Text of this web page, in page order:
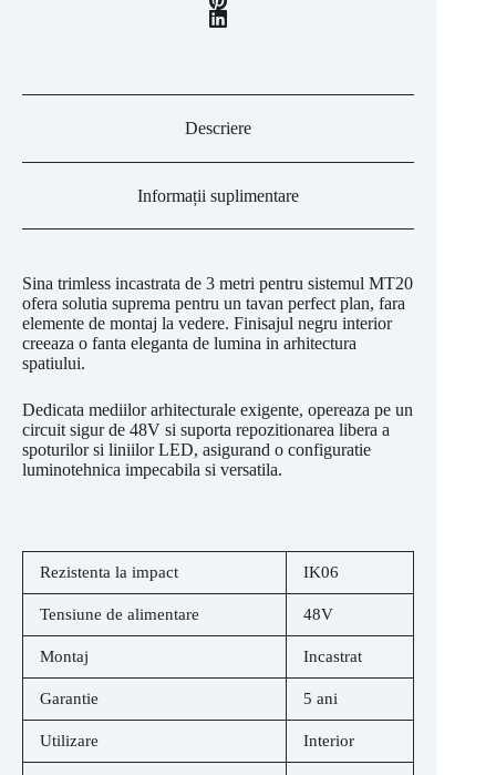
Descriere
Informații suplimentare
Sina trimless incastrata de 3 metri pentru sistemul MT20
ofera solutia suprema pentru un tavan perfect plan, fara
elemente de montaj la vedere. Finisajul negru interior
creeaza o fanta eleganta de lumina in arhitectura
spatiului.
Dedicata mediilor arhitecturale exigente, opereaza pe un
circuit sigur de 48V si suporta repozitionarea libera a
spoturilor si liniilor LED, asigurand o configuratie
luminotehnica impecabila si versatila.
Rezistenta la impact IK06
Tensiune de alimentare 48V
Montaj Incastrat
Garantie 5 ani
Utilizare Interior